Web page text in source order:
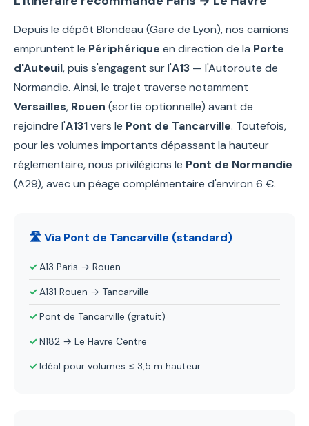
Depuis le dépôt Blondeau (Gare de Lyon), nos camions
empruntent le Périphérique en direction de la Porte
d'Auteuil, puis s'engagent sur l'A13 — l'Autoroute de
Normandie. Ainsi, le trajet traverse notamment
Versailles, Rouen (sortie optionnelle) avant de
rejoindre l'A131vers le Pont de Tancarville. Toutefois,
pour les volumes importants dépassant la hauteur
réglementaire, nous privilégions le Pont de Normandie
(A29), avec un péage complémentaire d'environ 6 €.
🛣️ Via Pont de Tancarville (standard)
A13 Paris → Rouen
A131 Rouen → Tancarville
Pont de Tancarville (gratuit)
N182 → Le Havre Centre
Idéal pour volumes ≤ 3,5 m hauteur